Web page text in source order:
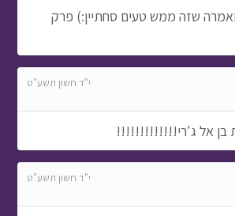
שזה ממש טעים סחתיין:) פרק
י"ד חשון תשע"ט
בן אל ג'רי!!!!!!!!!!!!!
י"ד חשון תשע"ט